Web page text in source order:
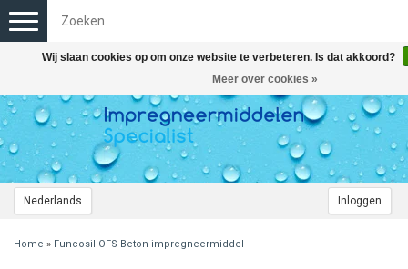
Nederlands Inloggen
Toggle
navigation
Home » Funcosil OFS Beton impregneermiddel
Wij slaan cookies op om onze website te verbeteren. Is dat akkoord?
Meer over cookies »